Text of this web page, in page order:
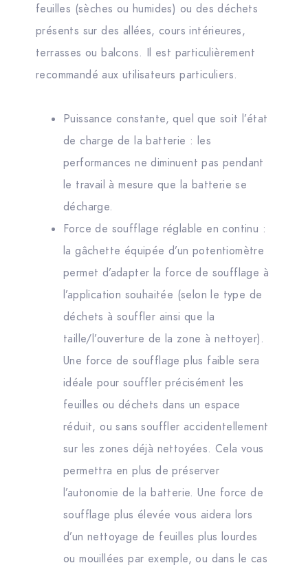
feuilles (sèches ou humides) ou des déchets
présents sur des allées, cours intérieures,
terrasses ou balcons. Il est particulièrement
recommandé aux utilisateurs particuliers.
Puissance constante, quel que soit l’état
de charge de la batterie : les
performances ne diminuent pas pendant
le travail à mesure que la batterie se
décharge.
Force de soufflage réglable en continu :
la gâchette équipée d’un potentiomètre
permet d’adapter la force de soufflage à
l’application souhaitée (selon le type de
déchets à souffler ainsi que la
taille/l’ouverture de la zone à nettoyer).
Une force de soufflage plus faible sera
idéale pour souffler précisément les
feuilles ou déchets dans un espace
réduit, ou sans souffler accidentellement
sur les zones déjà nettoyées. Cela vous
permettra en plus de préserver
l’autonomie de la batterie. Une force de
soufflage plus élevée vous aidera lors
d’un nettoyage de feuilles plus lourdes
ou mouillées par exemple, ou dans le cas